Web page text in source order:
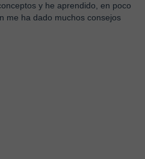
y he aprendido, en poco
me ha dado muchos consejos